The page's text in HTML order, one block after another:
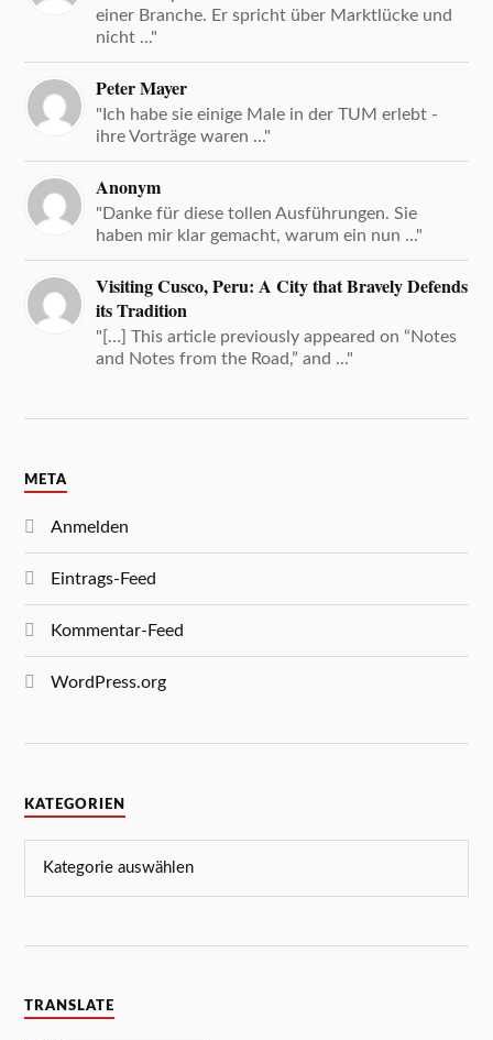
einer Branche. Er spricht über Marktlücke und
nicht ..."
Peter Mayer
"Ich habe sie einige Male in der TUM erlebt -
ihre Vorträge waren ..."
Anonym
"Danke für diese tollen Ausführungen. Sie
haben mir klar gemacht, warum ein nun ..."
Visiting Cusco, Peru: A City that Bravely Defends
its Tradition
"[…] This article previously appeared on “Notes
and Notes from the Road,” and ..."
META
Anmelden
Eintrags-Feed
Kommentar-Feed
WordPress.org
KATEGORIEN
TRANSLATE